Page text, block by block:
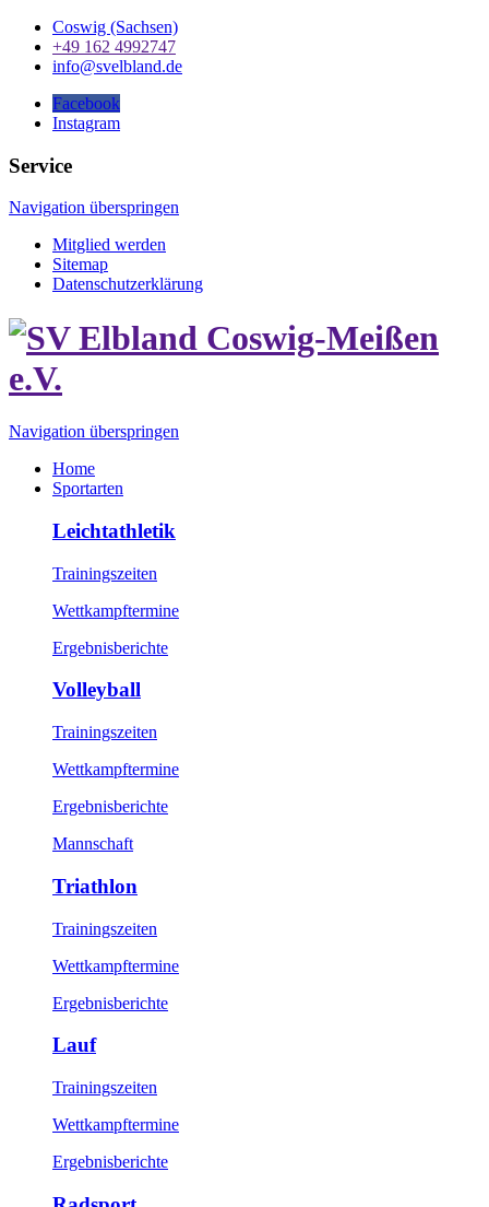
Coswig (Sachsen)
+49 162 4992747
info@svelbland.de
Facebook
Instagram
Service
Navigation überspringen
Mitglied werden
Sitemap
Datenschutzerklärung
Navigation überspringen
Home
Sportarten
Leichtathletik
Trainingszeiten
Wettkampftermine
Ergebnisberichte
Volleyball
Trainingszeiten
Wettkampftermine
Ergebnisberichte
Mannschaft
Triathlon
Trainingszeiten
Wettkampftermine
Ergebnisberichte
Lauf
Trainingszeiten
Wettkampftermine
Ergebnisberichte